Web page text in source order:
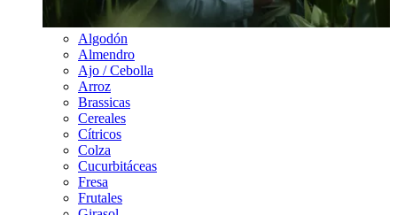
Algodón
Almendro
Ajo / Cebolla
Arroz
Brassicas
Cereales
Cítricos
Colza
Cucurbitáceas
Fresa
Frutales